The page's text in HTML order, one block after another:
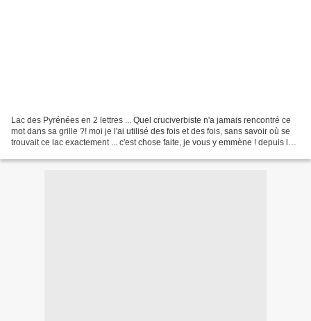
Lac des Pyrénées en 2 lettres ... Quel cruciverbiste n'a jamais rencontré ce
mot dans sa grille ?! moi je l'ai utilisé des fois et des fois, sans savoir où se
trouvait ce lac exactement ... c'est chose faite, je vous y emmène ! depuis les